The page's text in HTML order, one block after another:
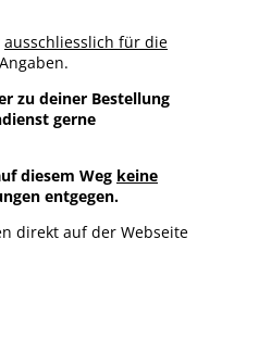
ausschliesslich für die
zu deiner Bestellung
gerne
diesem Weg keine
entgegen.
direkt auf der Webseite